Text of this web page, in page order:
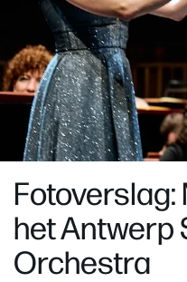
Fotoverslag:
het Antwerp
Orchestra